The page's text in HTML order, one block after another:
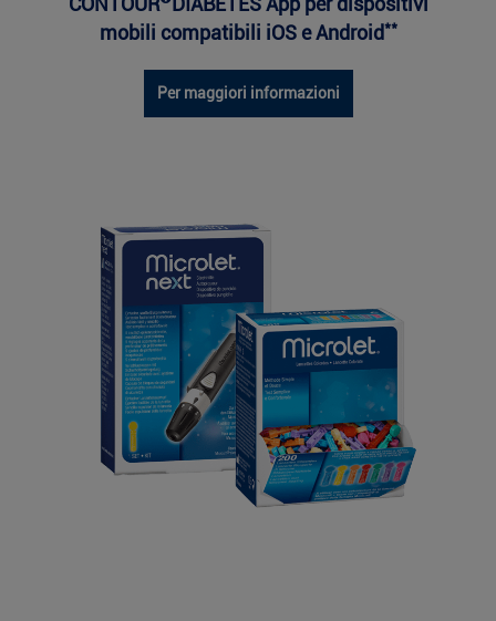
mobili compatibili iOS e Android**
Per maggiori informazioni